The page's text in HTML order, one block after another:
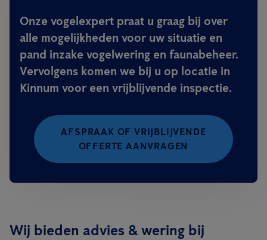
Onze vogelexpert praat u graag bij over
alle mogelijkheden voor uw situatie en
pand inzake vogelwering en faunabeheer.
Vervolgens komen we bij u op locatie in
Kinnum voor een vrijblijvende inspectie.
AFSPRAAK OF VRIJBLIJVENDE
OFFERTE AANVRAGEN
Wij bieden advies & wering bij